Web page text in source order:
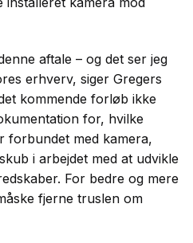
aftale – og det ser jeg
erhverv, siger Gregers
kommende forløb ikke
for, hvilke
forbundet med kamera,
i arbejdet med at udvikle
For bedre og mere
fjerne truslen om